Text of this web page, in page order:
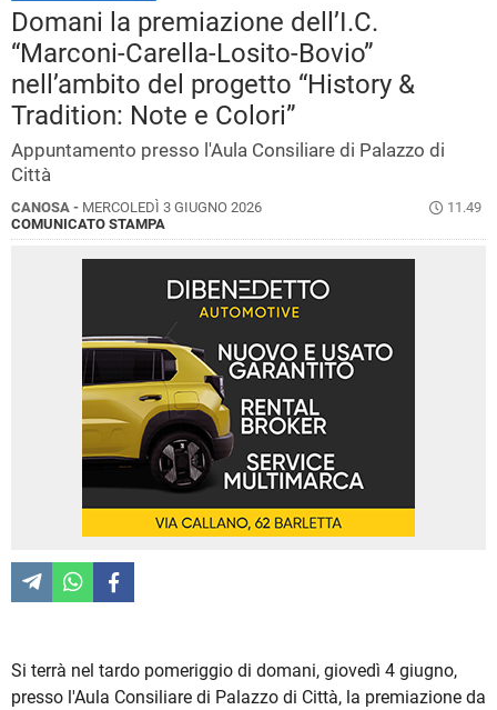
Domani la premiazione dell’I.C.
“Marconi-Carella-Losito-Bovio”
nell’ambito del progetto “History &
Tradition: Note e Colori”
Appuntamento presso l'Aula Consiliare di Palazzo di
Città
CANOSA - MERCOLEDÌ 3 GIUGNO 2026
11.49
COMUNICATO STAMPA
Si terrà nel tardo pomeriggio di domani, giovedì 4 giugno,
presso l'Aula Consiliare di Palazzo di Città, la premiazione da